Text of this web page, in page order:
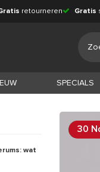
retourneren Gratis
SPECIALS
wat
30